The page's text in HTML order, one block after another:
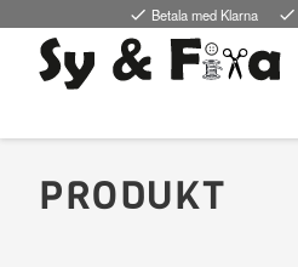
done Betala med Klarna done
PRODUKT